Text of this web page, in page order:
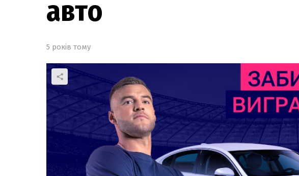
авто
5 років тому